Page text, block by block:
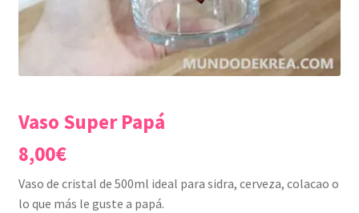
Vaso Super Papá
8,00€
Vaso de cristal de 500ml ideal para sidra, cerveza, colacao o
lo que más le guste a papá.